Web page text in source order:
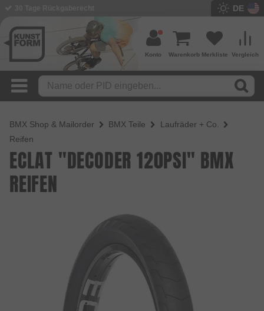
DE
Vergleich
Merkliste
Warenkorb
Konto
BMX Shop & Mailorder BMX Teile
Laufräder + Co.
Reifen
ECLAT "DECODER 120PSI" BMX
REIFEN